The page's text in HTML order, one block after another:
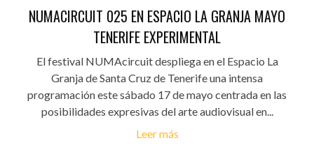
NUMACIRCUIT 025 EN ESPACIO LA GRANJA MAYO
TENERIFE EXPERIMENTAL
El festival NUMAcircuit despliega en el Espacio La
Granja de Santa Cruz de Tenerife una intensa
programación este sábado 17 de mayo centrada en las
posibilidades expresivas del arte audiovisual en...
Leer más